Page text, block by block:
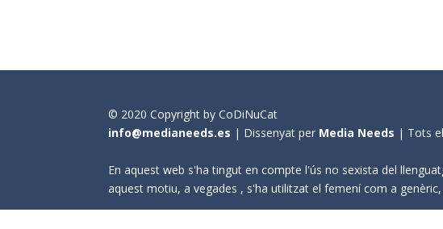
© 2020 Copyright by CoDiNuCat
info@medianeeds.es | Dissenyat per Media Needs | Tots
En aquest web s'ha tingut en compte l'ús no sexista del
aquest motiu, a vegades , s'ha utilitzat el femení com a